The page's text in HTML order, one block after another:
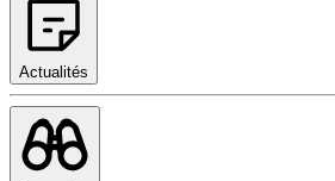
Actualités